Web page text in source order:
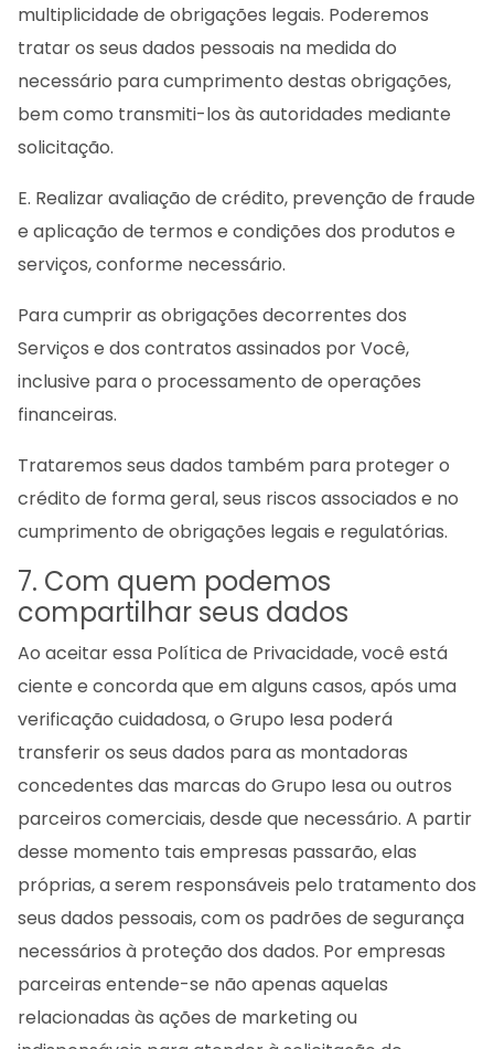
multiplicidade de obrigações legais. Poderemos
tratar os seus dados pessoais na medida do
necessário para cumprimento destas obrigações,
bem como transmiti-los às autoridades mediante
solicitação.
E. Realizar avaliação de crédito, prevenção de fraude
e aplicação de termos e condições dos produtos e
serviços, conforme necessário.
Para cumprir as obrigações decorrentes dos
Serviços e dos contratos assinados por Você,
inclusive para o processamento de operações
financeiras.
Trataremos seus dados também para proteger o
crédito de forma geral, seus riscos associados e no
cumprimento de obrigações legais e regulatórias.
7. Com quem podemos
compartilhar seus dados
Ao aceitar essa Política de Privacidade, você está
ciente e concorda que em alguns casos, após uma
verificação cuidadosa, o Grupo Iesa poderá
transferir os seus dados para as montadoras
concedentes das marcas do Grupo Iesa ou outros
parceiros comerciais, desde que necessário. A partir
desse momento tais empresas passarão, elas
próprias, a serem responsáveis pelo tratamento dos
seus dados pessoais, com os padrões de segurança
necessários à proteção dos dados. Por empresas
parceiras entende-se não apenas aquelas
relacionadas às ações de marketing ou